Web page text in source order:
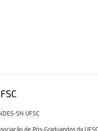
SN UFSC
de Pós-Graduandos da